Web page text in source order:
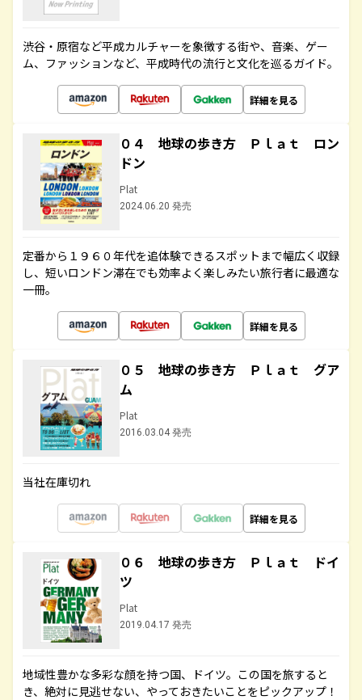
渋谷・原宿など平成カルチャーを象徴する街や、音楽、ゲー
ム、ファッションなど、平成時代の流行と文化を巡るガイド。
詳細を見る
０４ 地球の歩き方 Ｐｌａｔ ロン
ドン
Plat
2024.06.20 発売
定番から１９６０年代を追体験できるスポットまで幅広く収録
し、短いロンドン滞在でも効率よく楽しみたい旅行者に最適な
一冊。
詳細を見る
０５ 地球の歩き方 Ｐｌａｔ グア
ム
Plat
2016.03.04 発売
当社在庫切れ
詳細を見る
０６ 地球の歩き方 Ｐｌａｔ ドイ
ツ
Plat
2019.04.17 発売
地域性豊かな多彩な顔を持つ国、ドイツ。この国を旅すると
き、絶対に見逃せない、やっておきたいことをピックアップ！